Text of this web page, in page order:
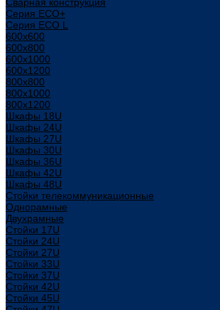
Серия ECO+
Серия ECO L
600x600
600x800
600х1000
600х1200
800x800
800х1000
800х1200
Шкафы 18U
Шкафы 24U
Шкафы 27U
Шкафы 30U
Шкафы 36U
Шкафы 42U
Шкафы 48U
Стойки телекоммуникационные
Однорамные
Двухрамные
Стойки 17U
Стойки 24U
Стойки 27U
Стойки 33U
Стойки 37U
Стойки 42U
Стойки 45U